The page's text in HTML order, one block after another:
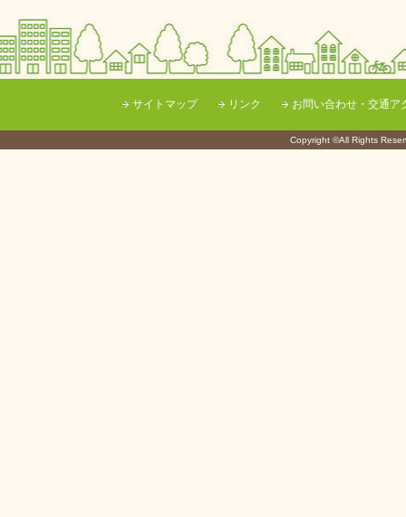
サイトマップ リンク お問い合わせ・交通ア
Copyright ©All Rights